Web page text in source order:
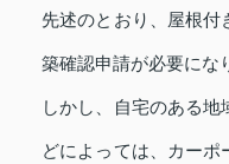
先述のとおり、屋根付
築確認申請が必要にな
しかし、自宅のある
どによっては、カーポ